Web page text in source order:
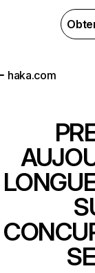
haka.com